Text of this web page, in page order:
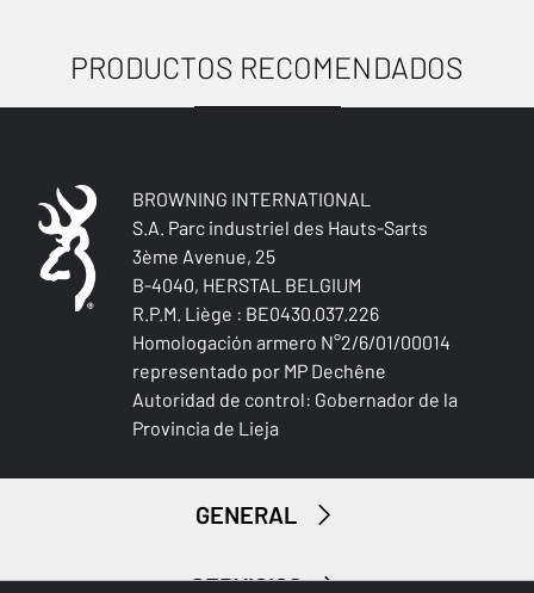
IMPERMEABLE
AISLAMIENTO TÉRMICO
No
RESISTENTE AL AGUA
RESISTENTE A LA PERFORACIÓN
USOS
Caza menor
PRODUCTOS RECOMENDADOS
BROWNING INTERNATIONAL
S.A. Parc industriel des Hauts-Sarts
3ème Avenue, 25
B-4040, HERSTAL BELGIUM
R.P.M. Liège : BE0430.037.226
Homologación armero N°2/6/01/00014
representado por MP Dechêne
Autoridad de control: Gobernador de la
Provincia de Lieja
GENERAL
SERVICIOS